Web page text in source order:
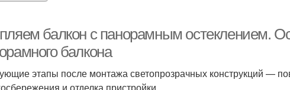
балкон с панорамным остеклением.
балкона
этапы после монтажа светопрозрачных конструкций —